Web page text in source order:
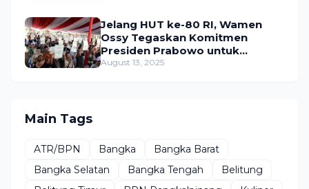
Jelang HUT ke-80 RI, Wamen
Ossy Tegaskan Komitmen
Presiden Prabowo untuk
Menyejahterakan Rakyat
August 13, 2025
Main Tags
ATR/BPN Bangka
Bangka Barat
Bangka Selatan
Bangka Tengah
Belitung